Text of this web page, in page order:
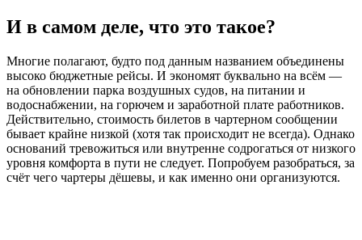
И в самом деле, что это такое?
Многие полагают, будто под данным названием объединены
высоко бюджетные рейсы. И экономят буквально на всём —
на обновлении парка воздушных судов, на питании и
водоснабжении, на горючем и заработной плате работников.
Действительно, стоимость билетов в чартерном сообщении
бывает крайне низкой (хотя так происходит не всегда). Однако
оснований тревожиться или внутренне содрогаться от низкого
уровня комфорта в пути не следует. Попробуем разобраться, за
счёт чего чартеры дёшевы, и как именно они организуются.